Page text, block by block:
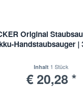
Original
Handstaubsauger |
Inhalt 1 Stück
€ 20,28 *